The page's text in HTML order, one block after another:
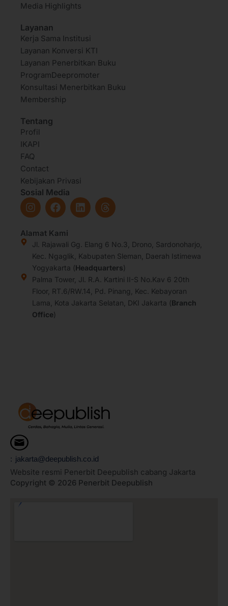
Media Highlights
Layanan
Kerja Sama Institusi
Layanan Konversi KTI
Layanan Penerbitkan Buku
ProgramDeepromoter
Konsultasi Menerbitkan Buku
Membership
Tentang
Profil
IKAPI
FAQ
Contact
Kebijakan Privasi
Sosial Media
I
n
t
a
g
r
a
m
F
a
e
b
o
o
k
L
i
e
d
i
n
T
h
a
d
s
Alamat Kami
Jl. Rajawali Gg. Elang 6 No.3, Drono, Sardonoharjo,
Kec. Ngaglik, Kabupaten Sleman, Daerah Istimewa
Yogyakarta (Headquarters)
Palma Tower, Jl. R.A. Kartini II-S No.Kav 6 20th
Floor, RT.6/RW.14, Pd. Pinang, Kec. Kebayoran
Lama, Kota Jakarta Selatan, DKI Jakarta (Branch
Office)
: jakarta@deepublish.co.id
Website resmi Penerbit Deepublish cabang Jakarta
Copyright © 2026 Penerbit Deepublish